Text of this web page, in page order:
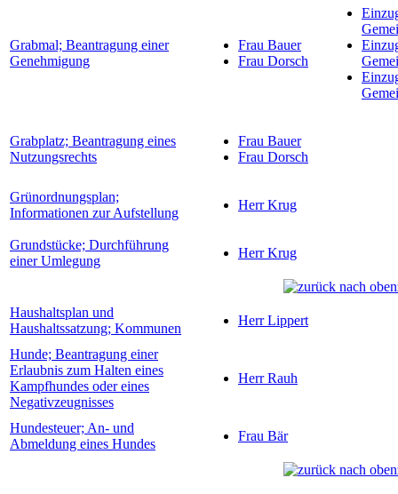
Grabmal; Beantragung einer
Genehmigung
Frau Bauer
Frau Dorsch
Grabplatz; Beantragung eines
Nutzungsrechts
Frau Bauer
Frau Dorsch
Grünordnungsplan;
Informationen zur Aufstellung
Herr Krug
Grundstücke; Durchführung
einer Umlegung
Herr Krug
Haushaltsplan und
Haushaltssatzung; Kommunen
Herr Lippert
Hunde; Beantragung einer
Erlaubnis zum Halten eines
Kampfhundes oder eines
Negativzeugnisses
Herr Rauh
Hundesteuer; An- und
Abmeldung eines Hundes
Frau Bär